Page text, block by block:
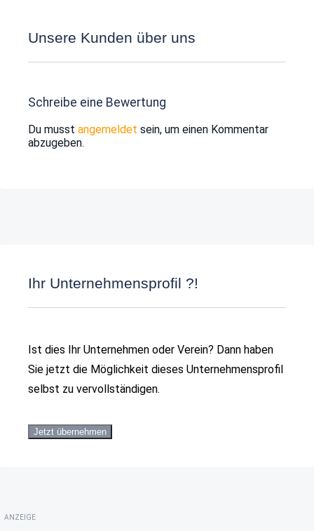
Unsere Kunden über uns
Schreibe eine Bewertung
Du musst angemeldet sein, um einen Kommentar
abzugeben.
Ihr Unternehmensprofil ?!
Ist dies Ihr Unternehmen oder Verein? Dann haben
Sie jetzt die Möglichkeit dieses Unternehmensprofil
selbst zu vervollständigen.
Jetzt übernehmen
ANZEIGE